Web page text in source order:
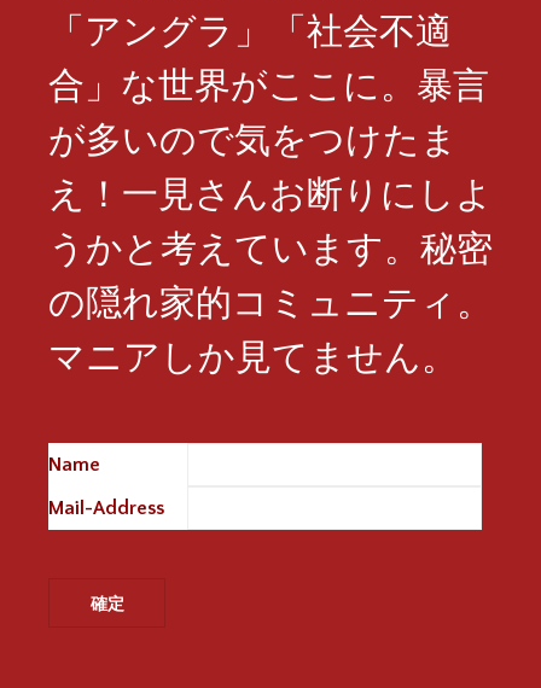
「アングラ」「社会不適
合」な世界がここに。暴言
が多いので気をつけたま
え！一見さんお断りにしよ
うかと考えています。秘密
の隠れ家的コミュニティ。
マニアしか見てません。
Name
Mail-Address